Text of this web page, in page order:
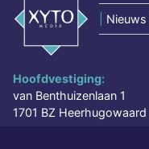
Hoofdvestiging:
van Benthuizenlaan 1
1701 BZ Heerhugowaard